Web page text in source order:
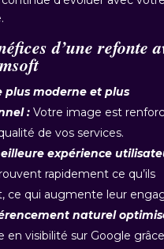
d’une refonte
plus moderne et plus
:Votre image est
de vos services.
expérience
rapidement ce qu’ils
ce qui augmente leur
naturel
en visibilité sur Google